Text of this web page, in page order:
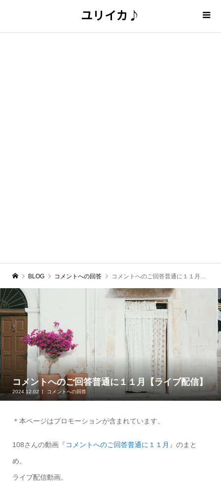
ユリイカ♪
BLOG コメントへの回答 コメントへのご回答普通に１１月【ライブ配信】
コメントへのご回答普通に１１月【ライブ配信】
2024.12.02 コメントへの回答
＊本ページはプロモーションが含まれています。
108さんの動画『コメントへのご回答普通に１１月 』のまと
め。
ライブ配信動画。